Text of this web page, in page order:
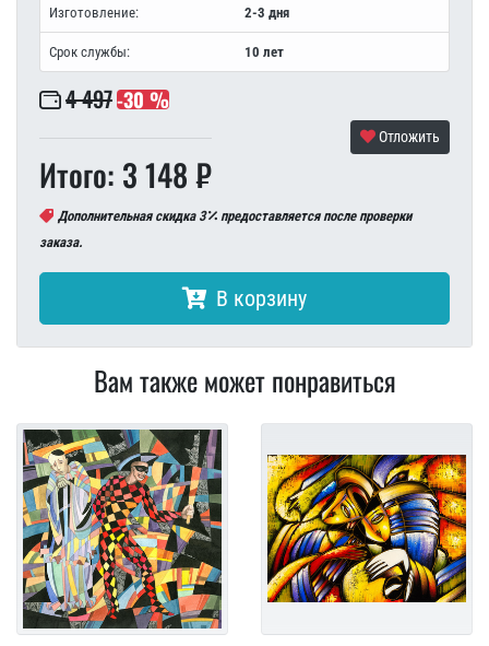
Изготовление: 2-3 дня
Срок службы: 10 лет
4 497-30 %
Итого: 3 148 ₽
Отложить
Дополнительная скидка 3
предоставляется после проверки
заказа.
В корзину
Вам также может понравиться